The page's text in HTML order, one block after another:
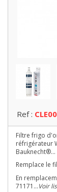
Ref :
Filtre frigo
réfrigérateur
Bauknecht®...
Remplace le
En
71171...Voir